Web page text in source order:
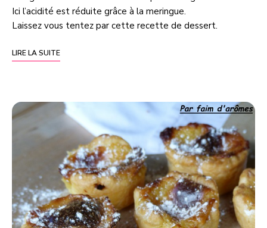
Ici l’acidité est réduite grâce à la meringue.
Laissez vous tentez par cette recette de dessert.
LIRE LA SUITE